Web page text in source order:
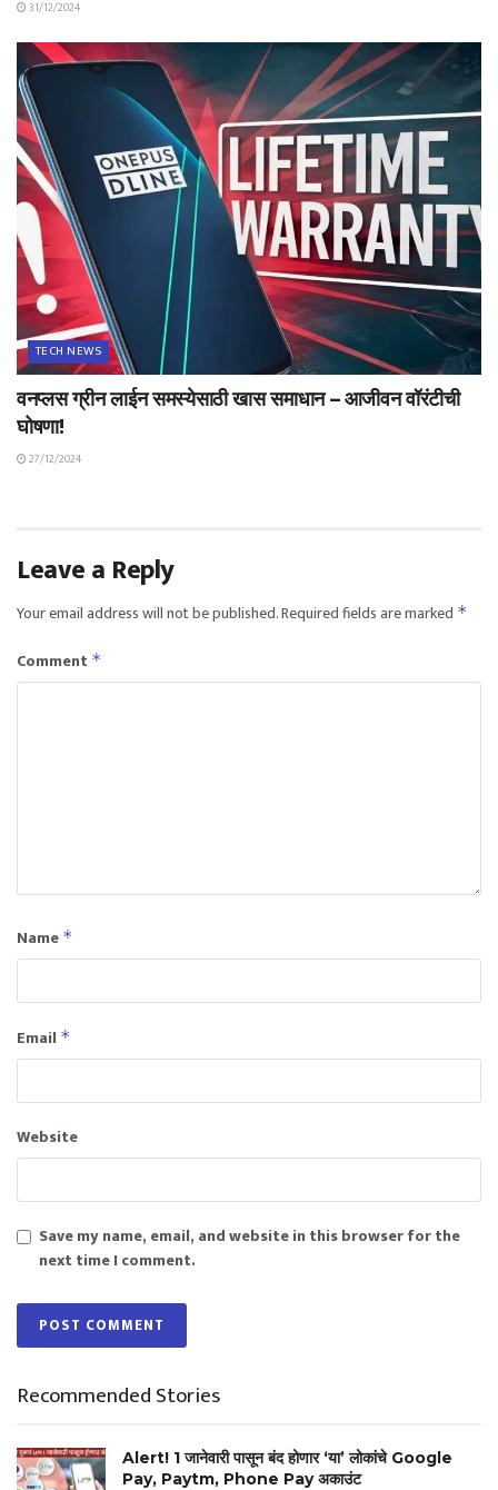
31/12/2024
TECH NEWS
वनप्लस ग्रीन लाईन समस्येसाठी खास समाधान – आजीवन वॉरंटीची
घोषणा!
27/12/2024
Leave a Reply
Your email address will not be published.Required fields are marked *
Comment *
Name *
Email *
Website
Save my name, email, and website in this browser for the
next time I comment.
Recommended Stories
Alert! 1 जानेवारी पासून बंद होणार ‘या’ लोकांचे Google
Pay, Paytm, Phone Pay अकाउंट